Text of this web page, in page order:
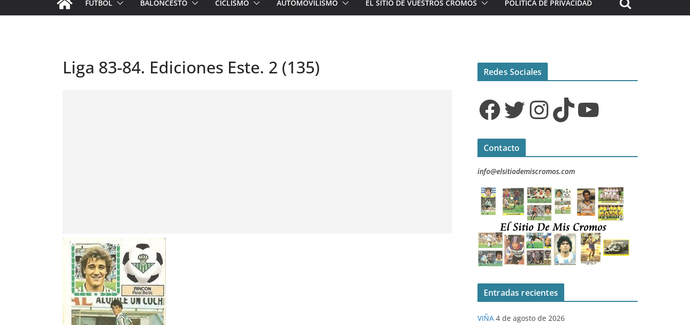
FÚTBOL BALONCESTO CICLISMO AUTOMOVILISMO EL SITIO DE VUESTROS CROMOS POLÍTICA DE PRIVACIDAD
Liga 83-84. Ediciones Este. 2 (135) Redes Sociales
Facebook Twitter InstagramTikTok YouTube
Contacto
info@elsitiodemiscromos.com
Entradas recientes
VIÑA 4 de agosto de 2026